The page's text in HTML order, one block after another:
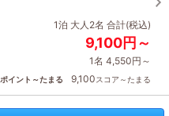
1泊 大人2名 合計(税込)
9,100円～
1名 4,550円～
ポイント～たまる 9,100スコア～たまる